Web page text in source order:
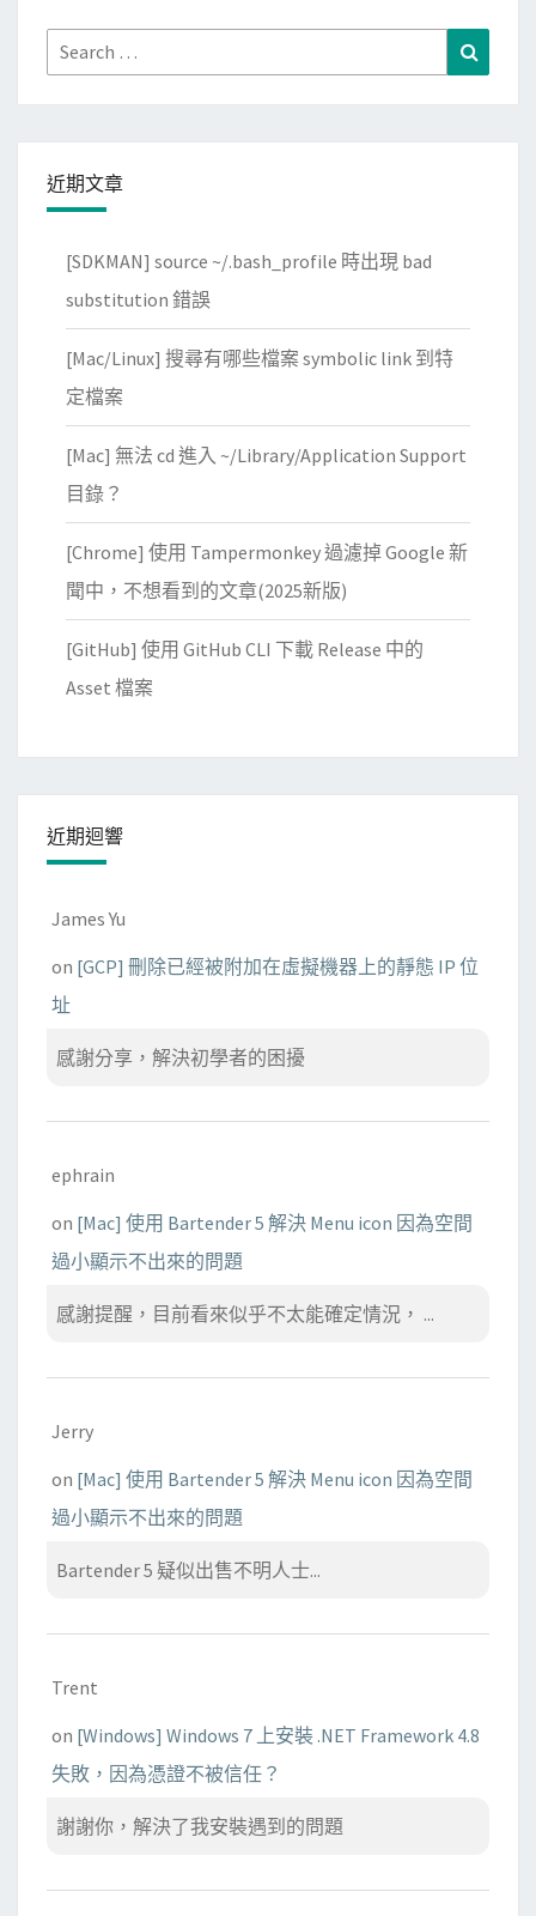
O
N
美
a
l
i
o
驗
證
T
I
2
J
S
O
N
Search
for:
近期文章
[SDKMAN] source ~/.bash_profile 時出現 bad
substitution 錯誤
[Mac/Linux] 搜尋有哪些檔案 symbolic link 到特
定檔案
[Mac] 無法 cd 進入 ~/Library/Application Support
目錄？
[Chrome] 使用 Tampermonkey 過濾掉 Google 新
聞中，不想看到的文章(2025新版)
[GitHub] 使用 GitHub CLI 下載 Release 中的
Asset 檔案
近期迴響
James Yu
on [GCP] 刪除已經被附加在虛擬機器上的靜態 IP 位
址
感謝分享，解決初學者的困擾
ephrain
on [Mac] 使用 Bartender 5 解決 Menu icon 因為空間
過小顯示不出來的問題
感謝提醒，目前看來似乎不太能確定情況， ...
Jerry
on [Mac] 使用 Bartender 5 解決 Menu icon 因為空間
過小顯示不出來的問題
Bartender 5 疑似出售不明人士...
Trent
on [Windows] Windows 7 上安裝 .NET Framework 4.8
失敗，因為憑證不被信任？
謝謝你，解決了我安裝遇到的問題